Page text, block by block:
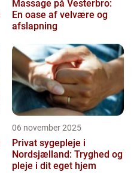
Massage på Vesterbro:
En oase af velvære og
afslapning
06 november 2025
Privat sygepleje i
Nordsjælland: Tryghed og
pleje i dit eget hjem